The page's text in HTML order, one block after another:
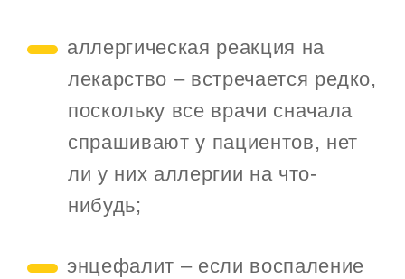
аллергическая реакция на
лекарство – встречается редко,
поскольку все врачи сначала
спрашивают у пациентов, нет
ли у них аллергии на что-
нибудь;
энцефалит – если воспаление